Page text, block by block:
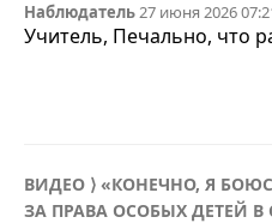
Наблюдатель27 июня 2026
Учитель, Печально, что
ВИДЕО ⟩ «КОНЕЧНО, Я
ЗА ПРАВА ОСОБЫХ ДЕТЕЙ